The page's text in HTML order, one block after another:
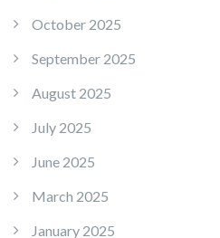
October 2025
September 2025
August 2025
July 2025
June 2025
March 2025
January 2025